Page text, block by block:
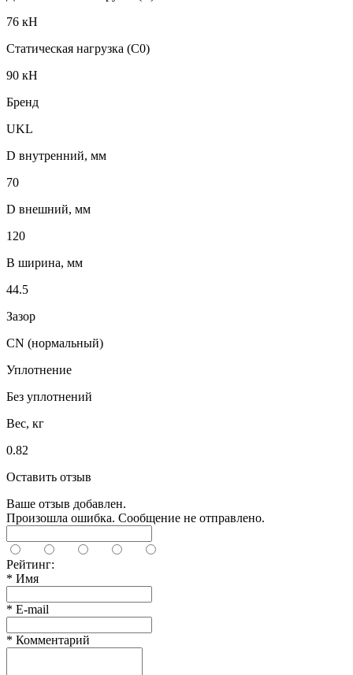
76 кН
Статическая нагрузка (C0)
90 кН
Бренд
UKL
D внутренний, мм
70
D внешний, мм
120
B ширина, мм
44.5
Зазор
CN (нормальный)
Уплотнение
Без уплотнений
Вес, кг
0.82
Оставить отзыв
Ваше отзыв добавлен.
Произошла ошибка. Сообщение не отправлено.
Рейтинг:
* Имя
* E-mail
* Комментарий